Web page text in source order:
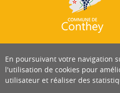
En poursuivant votre navigation
l'utilisation de cookies pour
utilisateur et réaliser des